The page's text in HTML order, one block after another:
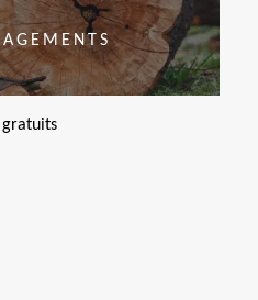
gratuits